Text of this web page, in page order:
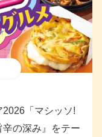
「マシッソ!
の深み』をテー